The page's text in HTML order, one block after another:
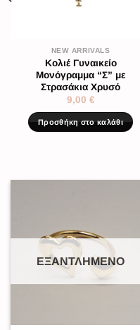
NEW ARRIVALS
Κολιέ Γυναικείο
Μονόγραμμα “Σ” με
Στρασάκια Χρυσό
9,00 €
Προσθήκη στο καλάθι
ΕΞΑΝΤΛΗΜΈΝΟ